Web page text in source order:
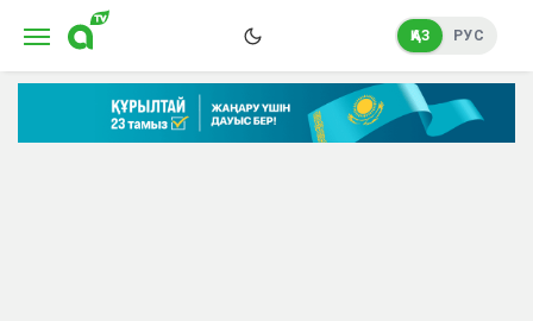
ҚАЗ РУС